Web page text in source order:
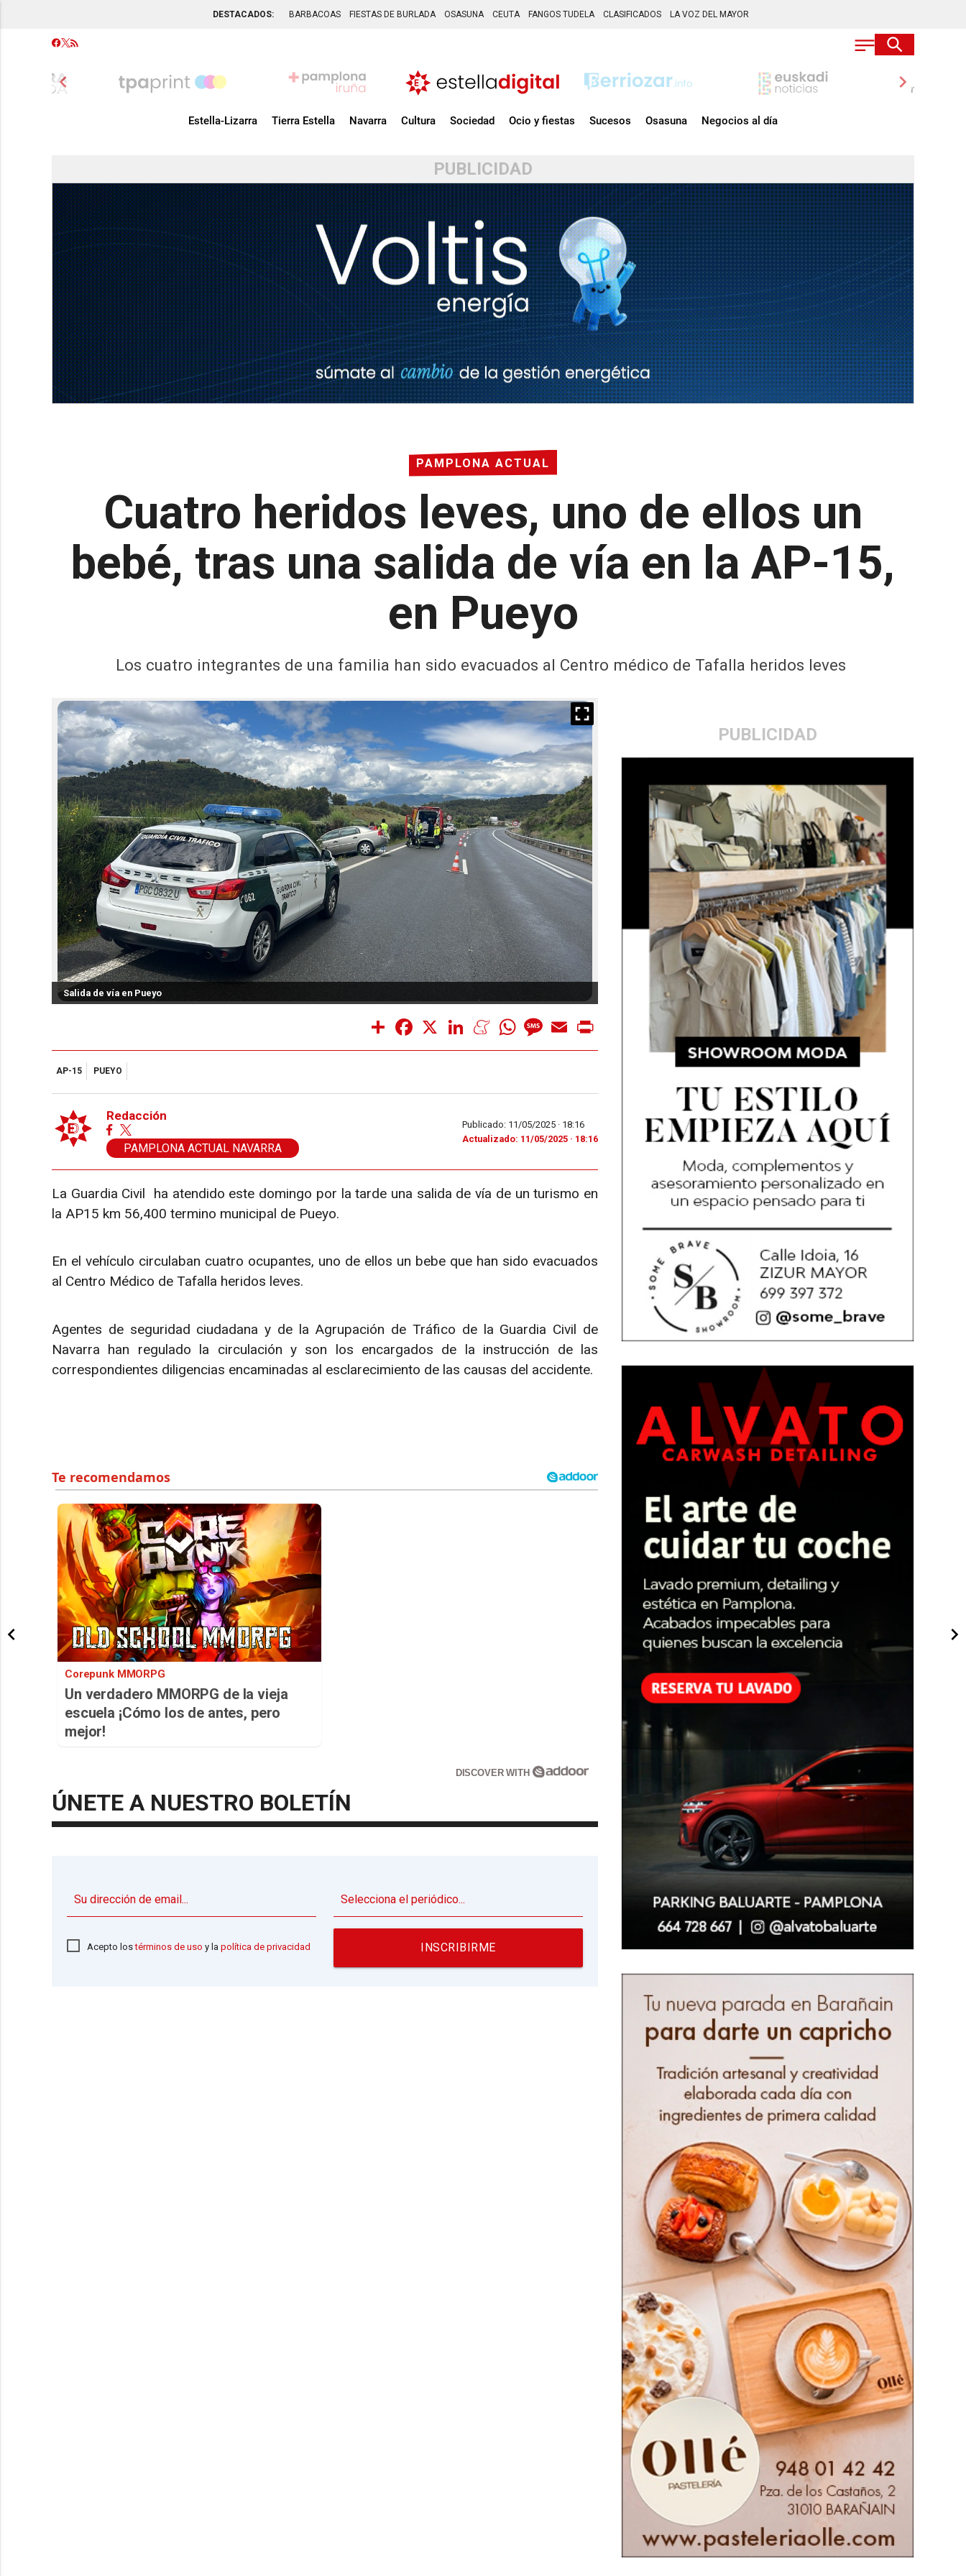
DESTACADOS: BARBACOAS FIESTAS DE BURLADA OSASUNA CEUTA FANGOS TUDELA CLASIFICADOS LA VOZ DEL MAYOR
chevron_left chevron_right
Estella-Lizarra Tierra Estella Navarra Cultura Sociedad Ocio y fiestas Sucesos Osasuna Negocios al día
PUBLICIDAD
PAMPLONA ACTUAL
Cuatro heridos leves, uno de ellos un
bebé, tras una salida de vía en la AP-15,
en Pueyo
Los cuatro integrantes de una familia han sido evacuados al Centro médico de Tafalla heridos leves
PUBLICIDAD
Salida de vía en Pueyo Salida de vía en Pueyo
Share Facebook LinkedInMeneameWhatsAppMessage
Email
AP-15 PUEYO
Redacción
PAMPLONA ACTUAL NAVARRA
Publicado: 11/05/2025 · 18:16
Actualizado: 11/05/2025 · 18:16
La Guardia Civil ha atendido este domingo por la tarde una salida de vía de un turismo en
la AP15 km 56,400 termino municipal de Pueyo.
En el vehículo circulaban cuatro ocupantes, uno de ellos un bebe que han sido evacuados
al Centro Médico de Tafalla heridos leves.
Agentes de seguridad ciudadana y de la Agrupación de Tráfico de la Guardia Civil de
Navarra han regulado la circulación y son los encargados de la instrucción de las
correspondientes diligencias encaminadas al esclarecimiento de las causas del accidente.
Corepunk MMORPG
Un verdadero MMORPG de la vieja
escuela ¡Cómo los de antes, pero
mejor!
DISCOVER WITH
ÚNETE A NUESTRO BOLETÍN
Acepto lostérminos de uso y la política de privacidad INSCRIBIRME